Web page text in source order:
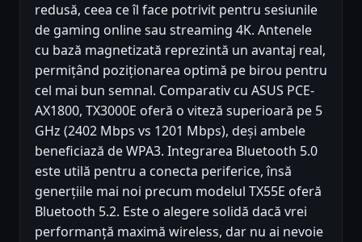
redusă, ceea ce îl face potrivit pentru sesiunile
de gaming online sau streaming 4K. Antenele
cu bază magnetizată reprezintă un avantaj real,
permițând poziționarea optimă pe birou pentru
cel mai bun semnal. Comparativ cu ASUS PCE-
AX1800, TX3000E oferă o viteză superioară pe 5
GHz (2402 Mbps vs 1201 Mbps), deși ambele
beneficiază de WPA3. Integrarea Bluetooth 5.0
este utilă pentru a conecta periferice, însă
generțiile mai noi precum modelul TX55E oferă
Bluetooth 5.2. Este o alegere solidă dacă vrei
performanță maximă wireless, dar nu ai nevoie